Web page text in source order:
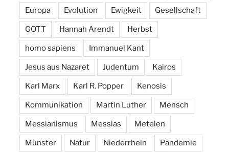
Europa Evolution Ewigkeit Gesellschaft
GOTT Hannah Arendt Herbst
homo sapiens Immanuel Kant
Jesus aus Nazaret Judentum Kairos
Karl Marx Karl R. Popper Kenosis
Kommunikation Martin Luther Mensch
Messianismus Messias Metelen
Münster Natur Niederrhein Pandemie